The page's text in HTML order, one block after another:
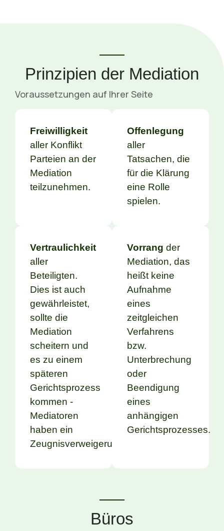
Prinzipien der Mediation
Voraussetzungen auf Ihrer Seite
Freiwilligkeit
aller Konflikt
Parteien an der
Mediation
teilzunehmen.
Offenlegung
aller
Tatsachen, die
für die Klärung
eine Rolle
spielen.
Vertraulichkeit
aller
Beteiligten.
Dies ist auch
gewährleistet,
sollte die
Mediation
scheitern und
es zu einem
späteren
Gerichtsprozess
kommen -
Mediatoren
haben ein
Zeugnisverweigerungsrecht.
Vorrang der
Mediation, das
heißt keine
Aufnahme
eines
zeitgleichen
Verfahrens
bzw.
Unterbrechung
oder
Beendigung
eines
anhängigen
Gerichtsprozesses.
Büros